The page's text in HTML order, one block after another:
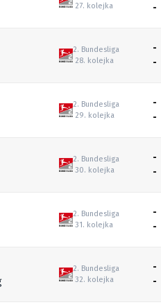
27. kolejka
-
2. Bundesliga
28. kolejka
-
-
2. Bundesliga
29. kolejka
-
-
2. Bundesliga
30. kolejka
-
-
2. Bundesliga
31. kolejka
-
-
2. Bundesliga
32. kolejka
-
-